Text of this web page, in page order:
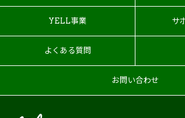
YELL事業 サ
よくある質問
お問い合わせ